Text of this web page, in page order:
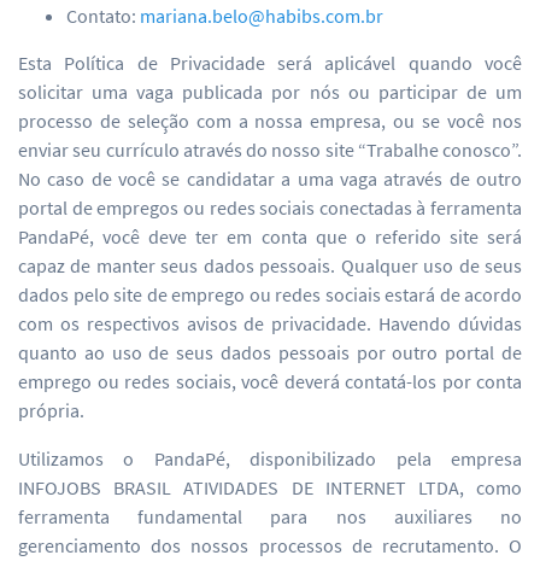
Contato: mariana.belo@habibs.com.br
Esta Política de Privacidade será aplicável quando você
solicitar uma vaga publicada por nós ou participar de um
processo de seleção com a nossa empresa, ou se você nos
enviar seu currículo através do nosso site “Trabalhe conosco”.
No caso de você se candidatar a uma vaga através de outro
portal de empregos ou redes sociais conectadas à ferramenta
PandaPé, você deve ter em conta que o referido site será
capaz de manter seus dados pessoais. Qualquer uso de seus
dados pelo site de emprego ou redes sociais estará de acordo
com os respectivos avisos de privacidade. Havendo dúvidas
quanto ao uso de seus dados pessoais por outro portal de
emprego ou redes sociais, você deverá contatá-los por conta
própria.
Utilizamos o PandaPé, disponibilizado pela empresa
INFOJOBS BRASIL ATIVIDADES DE INTERNET LTDA, como
ferramenta fundamental para nos auxiliares no
gerenciamento dos nossos processos de recrutamento. O